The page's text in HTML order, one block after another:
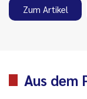
Zum Artikel
Aus dem